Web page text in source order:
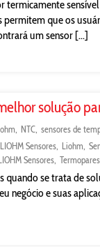
termicamente
permitem que os
um sensor [...]
solução
NTC sensores de
Sensores Liohm
Sensores Termopares
quando se trata de
negócio e suas